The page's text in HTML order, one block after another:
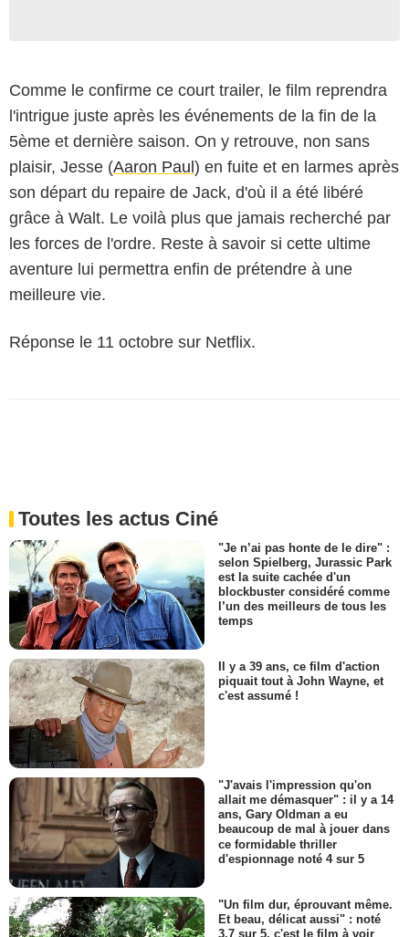
Comme le confirme ce court trailer, le film reprendra
l'intrigue juste après les événements de la fin de la
5ème et dernière saison. On y retrouve, non sans
plaisir, Jesse (Aaron Paul) en fuite et en larmes après
son départ du repaire de Jack, d'où il a été libéré
grâce à Walt. Le voilà plus que jamais recherché par
les forces de l'ordre. Reste à savoir si cette ultime
aventure lui permettra enfin de prétendre à une
meilleure vie.
Réponse le 11 octobre sur Netflix.
Toutes les actus Ciné
"Je n’ai pas honte de le dire" :
selon Spielberg, Jurassic Park
est la suite cachée d'un
blockbuster considéré comme
l’un des meilleurs de tous les
temps
Il y a 39 ans, ce film d'action
piquait tout à John Wayne, et
c'est assumé !
"J'avais l'impression qu'on
allait me démasquer" : il y a 14
ans, Gary Oldman a eu
beaucoup de mal à jouer dans
ce formidable thriller
d'espionnage noté 4 sur 5
"Un film dur, éprouvant même.
Et beau, délicat aussi" : noté
3,7 sur 5, c'est le film à voir